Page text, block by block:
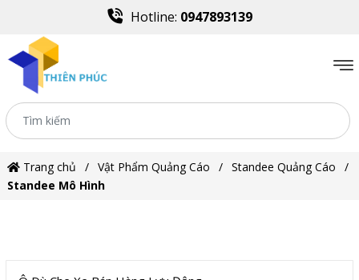
Hotline: 0947893139
Trang chủ Vật Phẩm Quảng Cáo
Standee Quảng Cáo
Standee Mô Hình